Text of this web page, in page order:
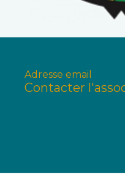
Adresse email
Contacter